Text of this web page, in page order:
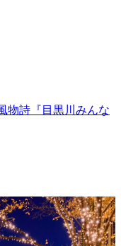
物詩『目黒川みんな